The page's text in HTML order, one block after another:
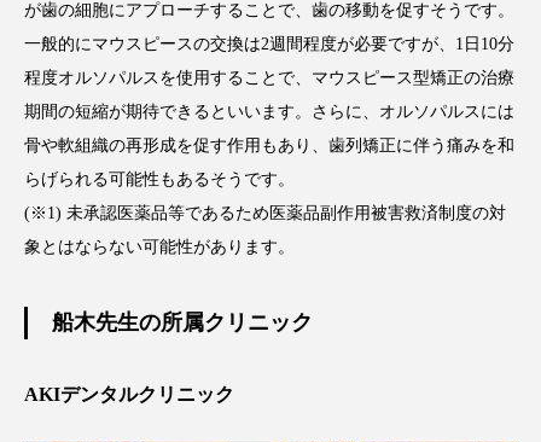
が歯の細胞にアプローチすることで、歯の移動を促すそうです。
一般的にマウスピースの交換は2週間程度が必要ですが、1日10分
程度オルソパルスを使用することで、マウスピース型矯正の治療
期間の短縮が期待できるといいます。さらに、オルソパルスには
骨や軟組織の再形成を促す作用もあり、歯列矯正に伴う痛みを和
らげられる可能性もあるそうです。
(※1) 未承認医薬品等であるため医薬品副作用被害救済制度の対
象とはならない可能性があります。
船木先生の所属クリニック
AKIデンタルクリニック